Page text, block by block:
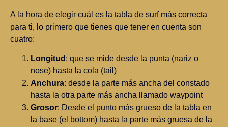
A la hora de elegir cuál es la tabla de surf más correcta
para ti, lo primero que tienes que tener en cuenta son
cuatro:
Longitud : que se mide desde la punta (nariz o
nose) hasta la cola (tail)
Anchura: desde la parte más ancha del constado
hasta la otra parte más ancha llamado waypoint
Grosor: Desde el punto más grueso de la tabla en
la base (el bottom) hasta la parte más gruesa de la